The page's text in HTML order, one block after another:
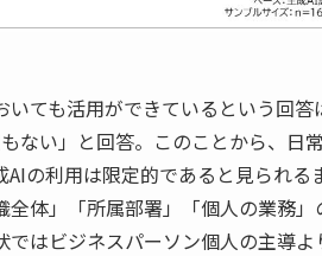
ても活用ができているという回答
ない」と回答。このことから、日
の利用は限定的であると見られる
体」「所属部署」「個人の業務」
はビジネスパーソン個人の主導よ